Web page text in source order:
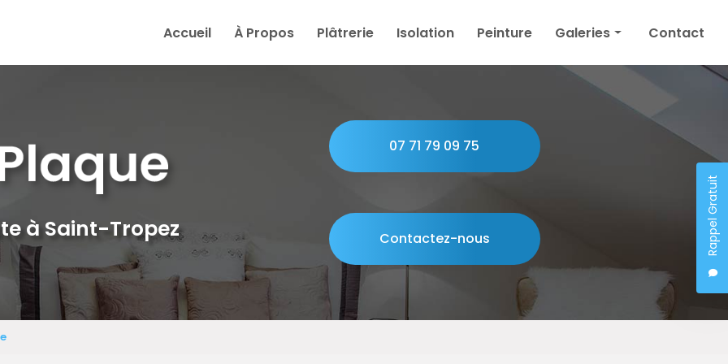
Rappel Gratuit
Accueil
À Propos Plâtrerie Isolation Peinture Galeries
Plâtrerie
Contact
à Saint-Tropez
07 71 79 09 75
Contactez-nous